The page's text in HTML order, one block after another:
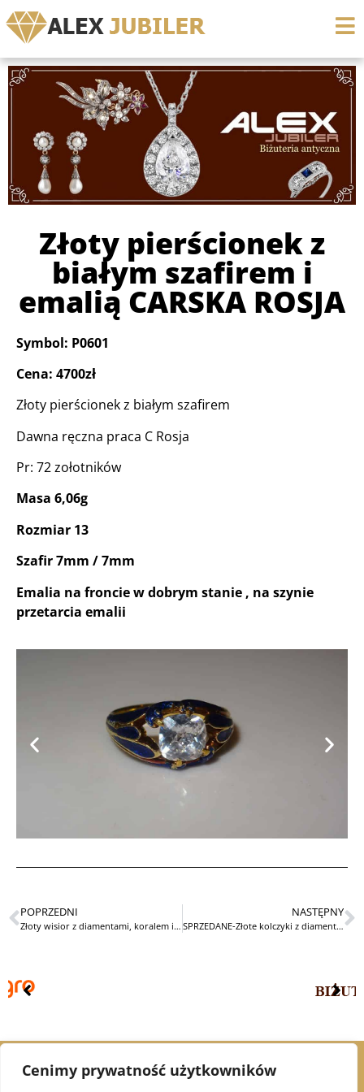
Cenimy prywatność użytkowników
Złoty pierścionek z
białym szafirem i
emalią CARSKA ROSJA
Symbol: P0601
Cena: 4700zł
Złoty pierścionek z białym szafirem
Dawna ręczna praca C Rosja
Pr: 72 zołotników
Masa 6,06g
Rozmiar 13
Szafir 7mm / 7mm
Emalia na froncie w dobrym stanie , na szynie
przetarcia emalii
POPRZEDNI
Złoty wisior z diamentami, koralem i onyksem
NASTĘPNY
SPRZEDANE-Złote kolczyki z diamentami 0,64ct
© 2021 Alex Jubiler